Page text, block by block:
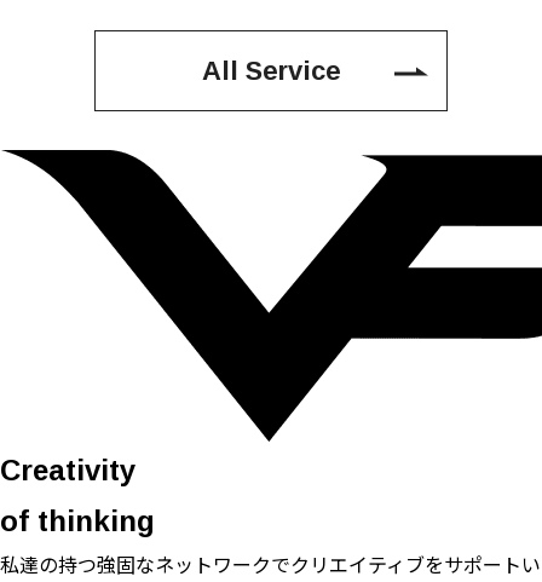
All Service
Creativity
of thinking
私達の持つ強固なネットワークでクリエイティブをサポートい